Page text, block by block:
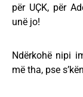
për UҪK, për
unë jo!
Ndërkohë nipi
më tha, pse